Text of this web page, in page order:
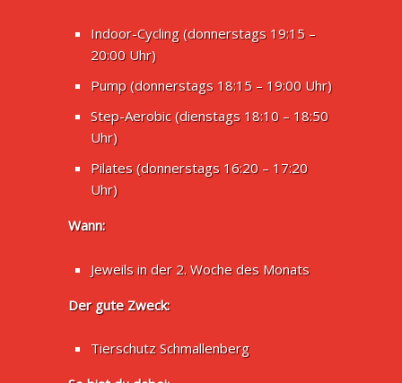
Indoor-Cycling (donnerstags 19:15 –
20:00 Uhr)
Pump (donnerstags 18:15 – 19:00 Uhr)
Step-Aerobic (dienstags 18:10 – 18:50
Uhr)
Pilates (donnerstags 16:20 – 17:20
Uhr)
Wann:
Jeweils in der 2. Woche des Monats
Der gute Zweck:
Tierschutz Schmallenberg